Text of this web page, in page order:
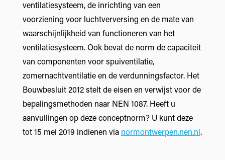
ventilatiesysteem, de inrichting van een
voorziening voor luchtverversing en de mate van
waarschijnlijkheid van functioneren van het
ventilatiesysteem. Ook bevat de norm de capaciteit
van componenten voor spuiventilatie,
zomernachtventilatie en de verdunningsfactor. Het
Bouwbesluit 2012 stelt de eisen en verwijst voor de
bepalingsmethoden naar NEN 1087. Heeft u
aanvullingen op deze conceptnorm? U kunt deze
tot 15 mei 2019 indienen via normontwerpen.nen.nl .